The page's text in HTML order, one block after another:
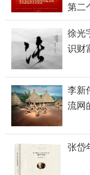
第二
徐光
识财
李新
流网
张岱